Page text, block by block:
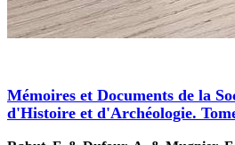
Mémoires et Documents de la
d'Histoire et d'Archéologie.